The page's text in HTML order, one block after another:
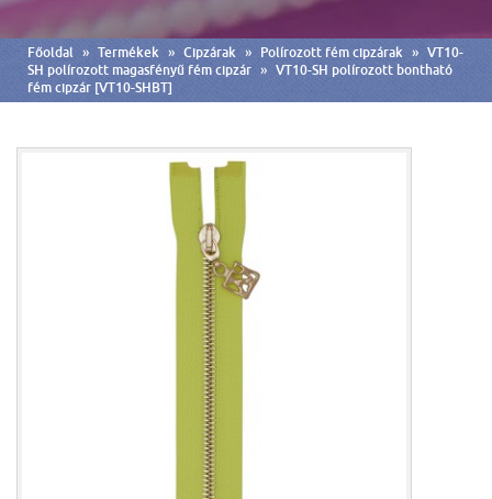
Főoldal » Termékek » Cipzárak » Polírozott fém cipzárak » VT10-
SH polírozott magasfényű fém cipzár » VT10-SH polírozott bontható
fém cipzár [VT10-SHBT]